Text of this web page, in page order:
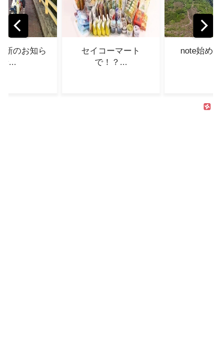
コーマート
で！？...
note始めました...
四国歩